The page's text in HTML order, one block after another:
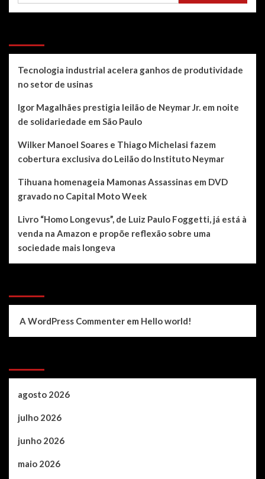
Tecnologia industrial acelera ganhos de produtividade
no setor de usinas
Igor Magalhães prestigia leilão de Neymar Jr. em noite
de solidariedade em São Paulo
Wilker Manoel Soares e Thiago Michelasi fazem
cobertura exclusiva do Leilão do Instituto Neymar
Tihuana homenageia Mamonas Assassinas em DVD
gravado no Capital Moto Week
Livro “Homo Longevus”, de Luiz Paulo Foggetti, já está à
venda na Amazon e propõe reflexão sobre uma
sociedade mais longeva
A WordPress Commenter em Hello world!
agosto 2026
julho 2026
junho 2026
maio 2026